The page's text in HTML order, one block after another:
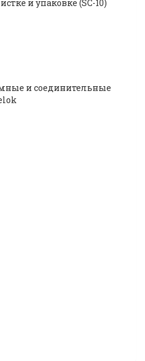
и упаковке (SC-10)
и соединительные